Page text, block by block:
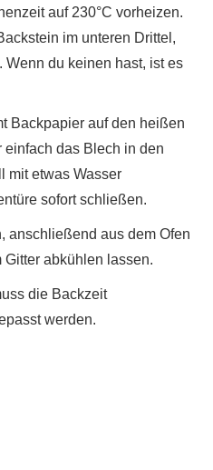
auf 230°C vorheizen.
im unteren Drittel,
Wenn du keinen hast, ist es
Backpapier auf den heißen
einfach das Blech in den
mit etwas Wasser
sofort schließen.
anschließend aus dem Ofen
abkühlen lassen.
die Backzeit
werden.